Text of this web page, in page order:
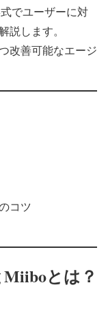
でユーザーに対
説します。
改善可能なエージ
コツ
とは？